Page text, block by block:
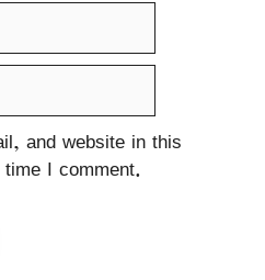
and website in this
I comment.